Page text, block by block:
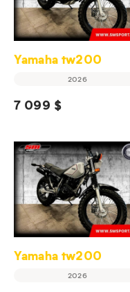
Yamaha tw200
2026
7 099 $
Yamaha tw200
2026